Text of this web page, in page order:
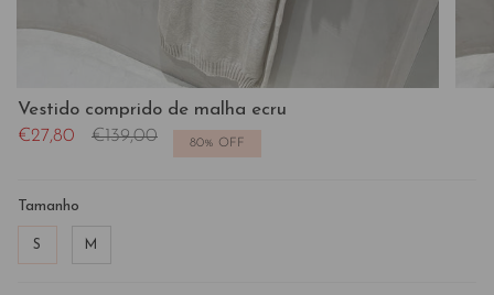
Vestido comprido de malha ecru
€27,80
Preço
€139,00 80% OFF
Tamanho
S M